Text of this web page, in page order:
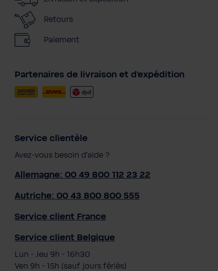
Retours
Paiement
Partenaires de livraison et d'expédition
Service clientèle
Avez-vous besoin d'aide ?
Allemagne: 00 49 800 112 23 22
Autriche: 00 43 800 800 555
Service client France
Service client Belgique
Lun - Jeu 9h - 16h30
Ven 9h - 15h (sauf jours fériés)